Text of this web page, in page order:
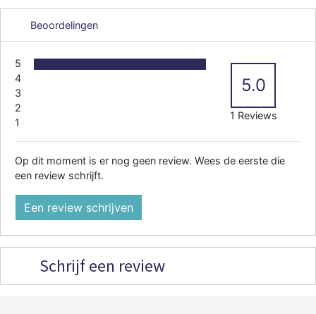
Beoordelingen
5
4
3
2
1
5.0
1 Reviews
Op dit moment is er nog geen review. Wees de eerste die
een review schrijft.
Een review schrijven
Schrijf een review